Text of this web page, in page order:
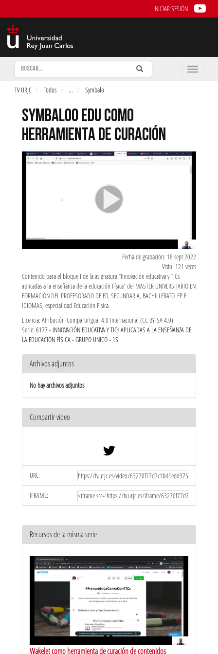
INICIAR SESIÓN
Buscar Enviar
Buscar
Toggle
TV URJC Todos ... Symbalo
SYMBALOO EDU COMO
HERRAMIENTA DE CURACIÓN
Fecha de grabación: 18 sept 2022
Visto: 121 veces
Contenido para el bloque I de la asignatura “Innovación educativa y TICs
aplicadas a la enseñanza de la educación Física” del MASTER UNIVERSITARIO EN
FORMACIÓN DEL PROFESORADO DE ED. SECUNDARIA, BACHILLERATO, FP E
IDIOMAS, especialidad Educación Física.
Licencia: Atribución-CompartirIgual 4.0 Internacional (CC BY-SA 4.0)
Serie: 6177 - INNOVACIÓN EDUCATIVA Y TICs APLICADAS A LA ENSEÑANZA DE
LA EDUCACIÓN FÍSICA - GRUPO UNICO - 1S
Archivos adjuntos
No hay archivos adjuntos
Compartir vídeo
URL:
IFRAME:
Recursos de la misma serie
Wakelet como herramienta de curación de contenidos